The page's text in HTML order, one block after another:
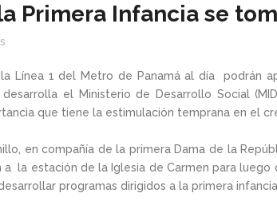
Primera Infancia se
Línea 1 del Metro de Panamá al día podrán
el Ministerio de Desarrollo Social
que tiene la estimulación temprana en el
en compañía de la primera Dama de la
la estación de la Iglesia de Carmen para
programas dirigidos a la primera infancia.